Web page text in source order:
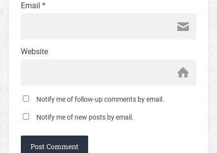
Email *
Website
Notify me of follow-up comments by email.
Notify me of new posts by email.